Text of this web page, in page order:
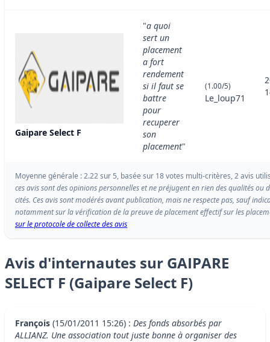
Gaipare Select F
"a quoi
sert un
placement
a fort
rendement
si il faut se
battre
pour
recuperer
son
placement"
(1.00/5)
Le_loup71
Moyenne générale : 2.22 sur 5, basée sur 18 votes multi-critères, 2 avis
ces avis sont des opinions personnelles et ne préjugent en rien des qualités ou
cités. Ces avis sont modérés avant publication, mais ne respecte pas, sauf
notamment sur la vérification de la preuve de placement effectif sur les
sur le protocole de collecte des avis
Avis d'internautes sur GAIPARE
SELECT F (Gaipare Select F)
François (15/01/2011 15:26) : Des fonds absorbés par
ALLIANZ. Une association tout juste bonne à organiser des